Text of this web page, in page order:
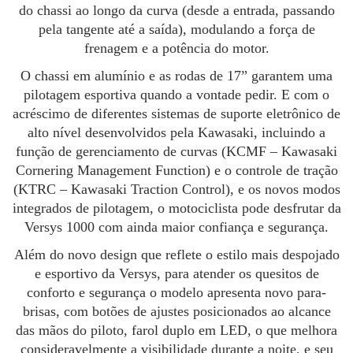
do chassi ao longo da curva (desde a entrada, passando
pela tangente até a saída), modulando a força de
frenagem e a potência do motor.
O chassi em alumínio e as rodas de 17” garantem uma
pilotagem esportiva quando a vontade pedir. E com o
acréscimo de diferentes sistemas de suporte eletrônico de
alto nível desenvolvidos pela Kawasaki, incluindo a
função de gerenciamento de curvas (KCMF – Kawasaki
Cornering Management Function) e o controle de tração
(KTRC – Kawasaki Traction Control), e os novos modos
integrados de pilotagem, o motociclista pode desfrutar da
Versys 1000 com ainda maior confiança e segurança.
Além do novo design que reflete o estilo mais despojado
e esportivo da Versys, para atender os quesitos de
conforto e segurança o modelo apresenta novo para-
brisas, com botões de ajustes posicionados ao alcance
das mãos do piloto, farol duplo em LED, o que melhora
consideravelmente a visibilidade durante a noite, e seu